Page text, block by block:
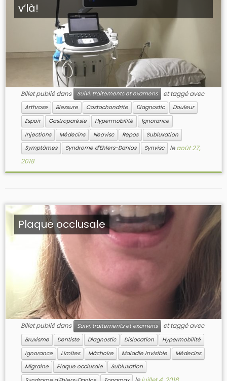
v’là!
Billet publié dans Suivi, traitements et examens et taggé avec
Arthrose Blessure Costochondrite Diagnostic
Douleur
Espoir
Gastroparésie Hypermobilité
Ignorance
Injections
Médecins Neovisc Repos
Subluxation
Symptômes
Syndrome d'Ehlers-Danlos Synvisc leaoût 27,
2018
Plaque occlusale
Billet publié dans Suivi, traitements et examens et taggé avec
Bruxisme Dentiste Diagnostic Dislocation
Hypermobilité
Ignorance
Limites Mâchoire Maladie invisible
Médecins
Migraine
Plaque occlusale
Subluxation